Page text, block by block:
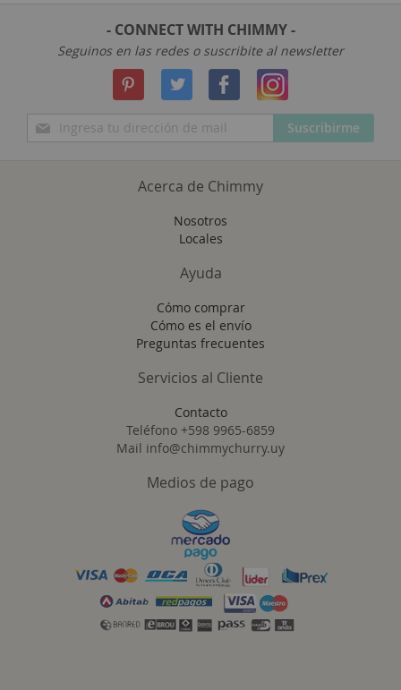
- CONNECT WITH CHIMMY -
Seguinos en las redes o suscribite al newsletter
Inscríbase
a
Suscribirme
Acerca de Chimmy
Nosotros
Locales
Ayuda
Cómo comprar
Cómo es el envío
Preguntas frecuentes
Servicios al Cliente
Contacto
Teléfono +598 9965-6859
Mail info@chimmychurry.uy
Medios de pago